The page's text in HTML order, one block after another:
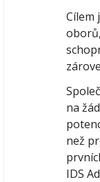
Cílem
na
než
IDS